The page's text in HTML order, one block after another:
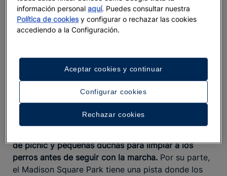
fuera de sus correas de 6:00 am a 9:00 am y de
9:00 pm a 1:00 am. Además, como el parque está
Además de Central Park, hay varios espacios
verdes por toda la ciudad especialmente pensados
para el disfrute de las mascotas. En el
de picnic y pequeñas duchas para limpiar a los
perros antes de seguir con la marcha. Por su parte,
el Madison Square Park tiene una pista donde los
información personalaquí. Puedes consultar nuestra
Política de cookiesy configurar o rechazar las cookies
accediendo a la Configuración.
Configurar cookies
Rechazar cookies
Aceptar cookies y continuar